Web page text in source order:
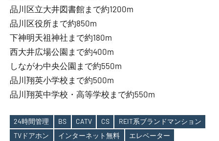
品川区立大井図書館まで約1200m
品川区役所まで約850m
下神明天祖神社まで約180m
西大井広場公園まで約400m
しながわ中央公園まで約550m
品川翔英小学校まで約500m
品川翔英中学校・高等学校まで約550m
24時間管理 BS CATV CS
REIT系ブランドマンション
TVドアホン
インターネット無料
エレベーター